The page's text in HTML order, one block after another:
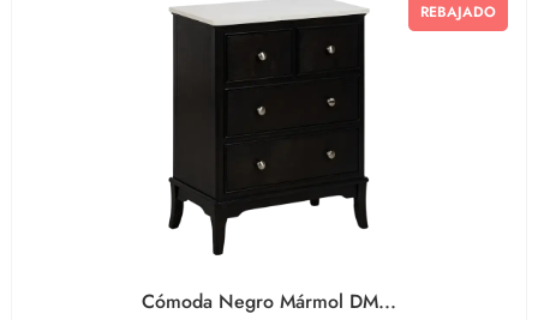
REBAJADO
Cómoda Negro Mármol DM...